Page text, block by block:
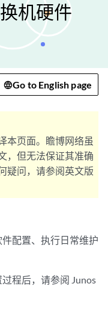
机硬件
Go to English page
本页面。瞻博网络虽
，但无法保证其准确
疑问，请参阅英文版
配置、执行日常维护
程后，请参阅 Junos